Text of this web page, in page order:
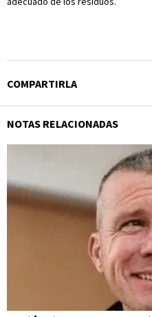
COMPARTIRLA
NOTAS RELACIONADAS